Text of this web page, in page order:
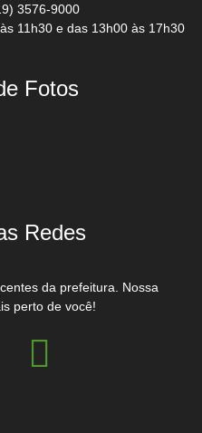
3576-9000
11h30 e das 13h00 às 17h30
Fotos
Redes
da prefeitura. Nossa
perto de você!